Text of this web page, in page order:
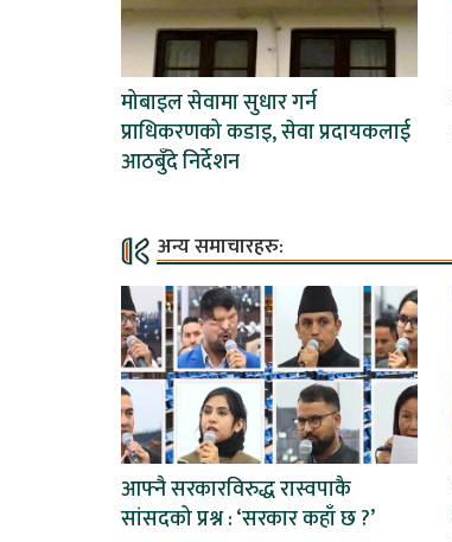
मोबाइल सेवामा सुधार गर्न
प्राधिकरणको कडाइ, सेवा प्रदायकलाई
आठबुँदे निर्देशन
अन्य समाचारहरु:
आफ्नै सरकारविरुद्ध रास्वपाकै
सांसदको प्रश्न : ‘सरकार कहाँ छ ?’